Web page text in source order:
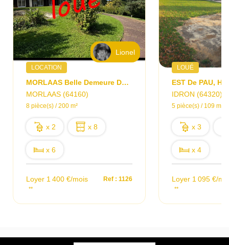
Lionel
LOCATION
MORLAAS Belle Demeure De 200m² Hab/8 Pièces/sous-Sol Total/Climatisation/1400m² De Terrain
MORLAAS (64160)
8 pièce(s) / 200 m²
x 2 x 8
x 6
Loyer 1 400 €/mois
**
Ref : 1126
LOUÉ
IDRON (64320)
5 pièce(s) / 109 m²
x 3
x 4
Loyer 1 095 €/
**